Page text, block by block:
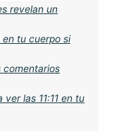
revelan un
en tu cuerpo si
comentarios
las 11:11 en tu